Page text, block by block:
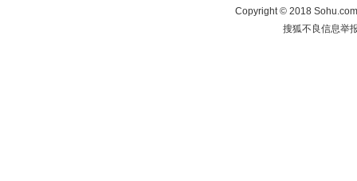
Copyright©2018
搜狐不良信息举